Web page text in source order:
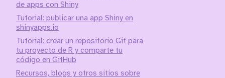
de apps con Shiny
Tutorial: publicar una app Shiny en
shinyapps.io
Tutorial: crear un repositorio Git para
tu proyecto de R y comparte tu
código en GitHub
Recursos, blogs y otros sitios sobre